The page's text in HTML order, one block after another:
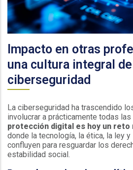
Impacto en otras
una cultura integral
ciberseguridad
La ciberseguridad ha trascendido
involucrar a prácticamente todas
protección digital es hoy un reto
donde la tecnología, la ética, la ley y
confluyen para resguardar los
estabilidad social.